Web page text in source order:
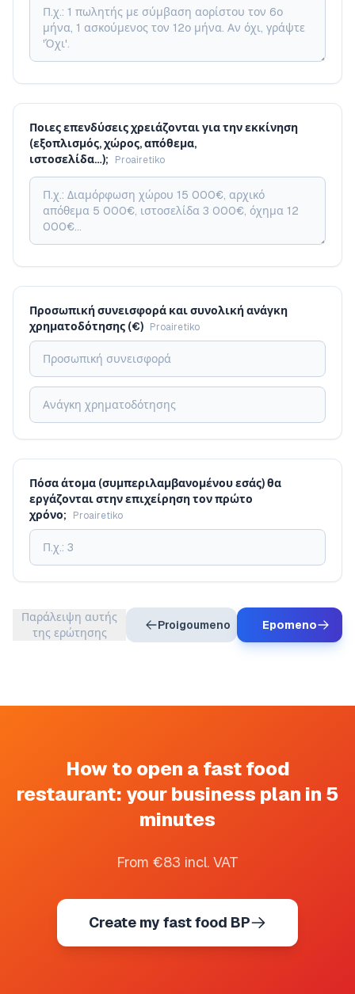
Ποιες επενδύσεις χρειάζονται για την εκκίνηση
(εξοπλισμός, χώρος, απόθεμα,
ιστοσελίδα…);
Proairetiko
Προσωπική συνεισφορά και συνολική ανάγκη
χρηματοδότησης (€) Proairetiko
Πόσα άτομα (συμπεριλαμβανομένου εσάς) θα
εργάζονται στην επιχείρηση τον πρώτο
χρόνο;
Proairetiko
Παράλειψη αυτής
της ερώτησης
Proigoumeno Epomeno
How to open a fast food
restaurant: your business plan in 5
minutes
From €83 incl. VAT
Create my fast food BP